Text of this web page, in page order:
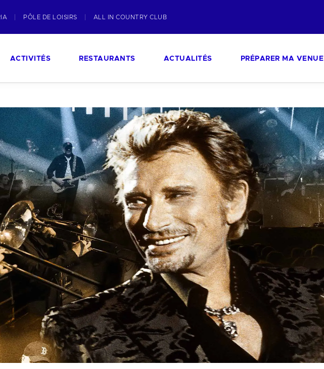
PÔLE DE LOISIRS ALL IN COUNTRY CLUB
ACTIVITÉS RESTAURANTS ACTUALITÉS PRÉPARER MA VENUE